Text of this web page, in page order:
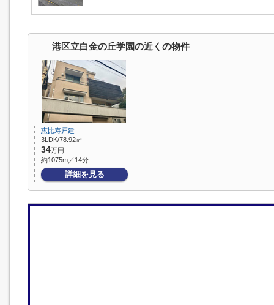
港区立白金の丘学園の近くの物件
恵比寿戸建
3LDK/78.92㎡
34万円
約1075m／14分
詳細を見る